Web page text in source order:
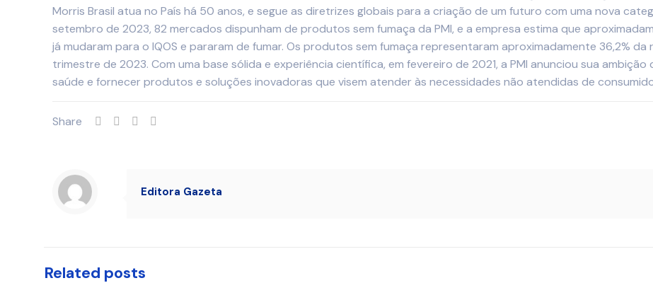
Morris Brasil atua no País há 50 anos, e segue as diretrizes globais para a criação de um futuro com uma nova
setembro de 2023, 82 mercados dispunham de produtos sem fumaça da PMI, e a empresa estima que
já mudaram para o IQOS e pararam de fumar. Os produtos sem fumaça representaram aproximadamente 36,2%
trimestre de 2023. Com uma base sólida e experiência científica, em fevereiro de 2021, a PMI anunciou sua
saúde e fornecer produtos e soluções inovadoras que visem atender às necessidades não atendidas de
Share
Editora Gazeta
Related posts